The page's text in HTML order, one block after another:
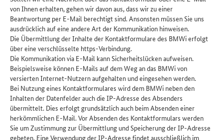
von Ihnen erhalten, gehen wir davon aus, dass wir zu einer
Beantwortung per E-Mail berechtigt sind. Ansonsten müssen Sie uns
ausdrücklich auf eine andere Art der Kommunikation hinweisen.
Die Übermittlung der Inhalte der Kontaktformulare des BMWi erfolgt
über eine verschlüsselte https-Verbindung.
Die Kommunikation via E-Mail kann Sicherheitslücken aufweisen.
Beispielsweise können E-Mails auf dem Weg an das BMWi von
versierten Internet-Nutzern aufgehalten und eingesehen werden.
Bei Nutzung eines Kontaktformulares wird dem BMWi neben den
Inhalten der Datenfelder auch die IP-Adresse des Absenders
übermittelt. Dies erfolgt grundsätzlich auch beim Absenden einer
herkömmlichen E-Mail. Vor Absenden des Kontaktformulars werden
Sie um Zustimmung zur Übermittlung und Speicherung der IP-Adresse
gebeten. Eine Verwendung der IP-Adresse findet ausschließlich im